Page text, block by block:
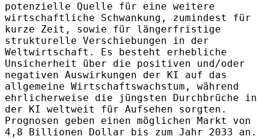
potenzielle Quelle für eine weitere
wirtschaftliche Schwankung, zumindest für
kurze Zeit, sowie für längerfristige
strukturelle Verschiebungen in der
Weltwirtschaft. Es besteht erhebliche
Unsicherheit über die positiven und/oder
negativen Auswirkungen der KI auf das
allgemeine Wirtschaftswachstum, während
ehrlicherweise die jüngsten Durchbrüche in
der KI weltweit für Aufsehen sorgten.
Prognosen geben einen möglichen Markt von
4,8 Billionen Dollar bis zum Jahr 2033 an.